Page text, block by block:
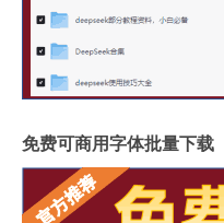
免费可商用字体批量下载